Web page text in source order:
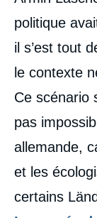
politique
il s’est tout
le contexte
Ce scénario
pas
allemande,
et les
certains